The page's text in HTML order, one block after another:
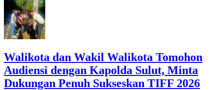
Walikota dan Wakil Walikota Tomohon
Audiensi dengan Kapolda Sulut, Minta
Dukungan Penuh Sukseskan TIFF 2026